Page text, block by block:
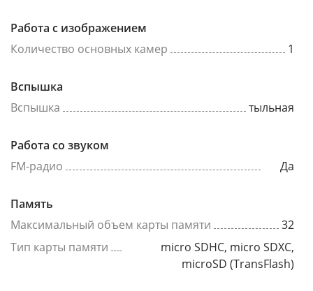
Работа с изображением
Количество основных камер
1
Вспышка
Вспышка
тыльная
Работа со звуком
FM-радио
Да
Память
Максимальный объем карты памяти
32
Тип карты памяти
micro SDHC, micro SDXC,
microSD (TransFlash)